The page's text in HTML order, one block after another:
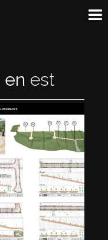
es truc